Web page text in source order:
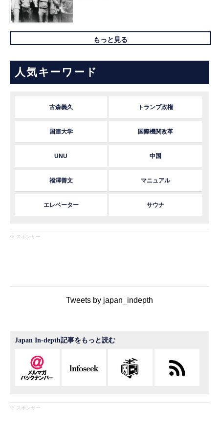
もっと見る
人気キーワード
古森義久 トランプ政権
国連大学 国際機関改革
UNU 中国
福澤善文 マニュアル
エレベーター サウナ
※ スポンサー
Tweets by japan_indepth
Japan In-depth記事をもっと読む
※ スポンサー